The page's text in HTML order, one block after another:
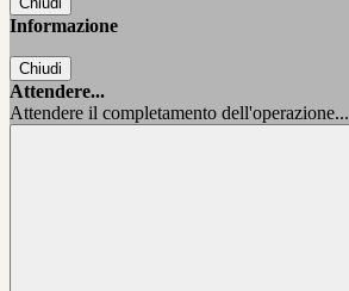
Informazione
Chiudi
Attendere...
Attendere il completamento dell'operazione...